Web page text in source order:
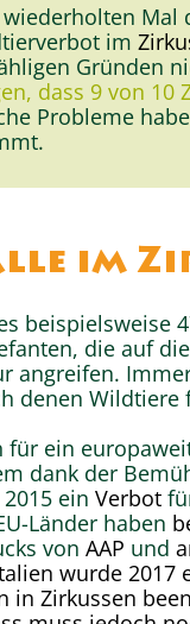
Mal
im
Gründen
dass 9 von 10
Probleme
im
beispielsweise
die auf
angreifen.
denen
für ein
dank der
ein Verbot
Länder haben
von AAP und
wurde 2017
in Zirkussen